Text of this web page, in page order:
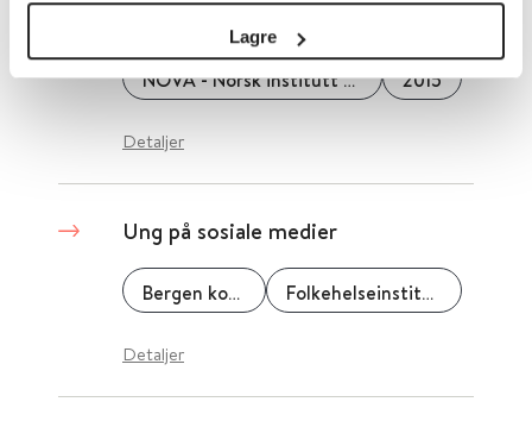
Lagre
NOVA - Norsk institutt for forskning om oppvekst, velferd og aldring 2015
Detaljer
Ung på sosiale medier
Bergen kommune Folkehelseinstituttet (FHI)
Detaljer